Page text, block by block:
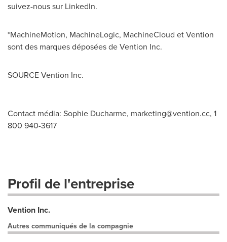
suivez-nous sur LinkedIn.
*MachineMotion, MachineLogic, MachineCloud et Vention
sont des marques déposées de Vention Inc.
SOURCE Vention Inc.
Contact média: Sophie Ducharme, marketing@vention.cc, 1
800 940-3617
Profil de l'entreprise
Vention Inc.
Autres communiqués de la compagnie